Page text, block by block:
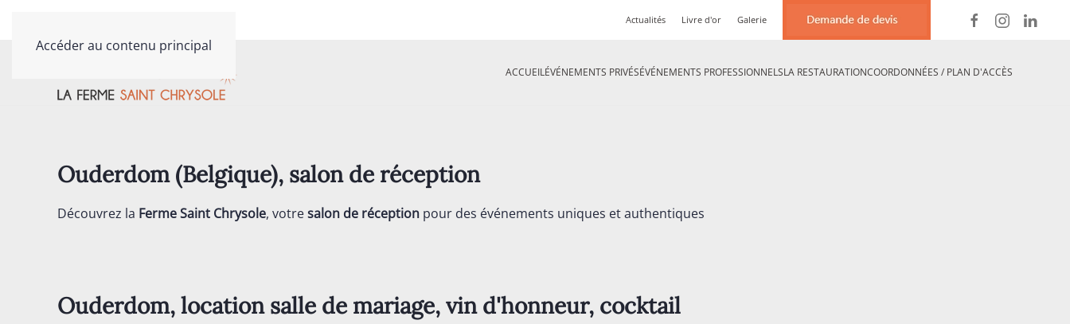
Accéder au contenu principal
Actualités Livre d'or Galerie
ACCUEILÉVÉNEMENTS PRIVÉSÉVÉNEMENTS PROFESSIONNELSLA RESTAURATIONCOORDONNÉES / PLAN D'ACCÈS
Ouderdom (Belgique), salon de réception
Découvrez la Ferme Saint Chrysole, votresalon de réception pour des événements uniques et authentiques
Ouderdom, location salle de mariage, vin d'honneur, cocktail